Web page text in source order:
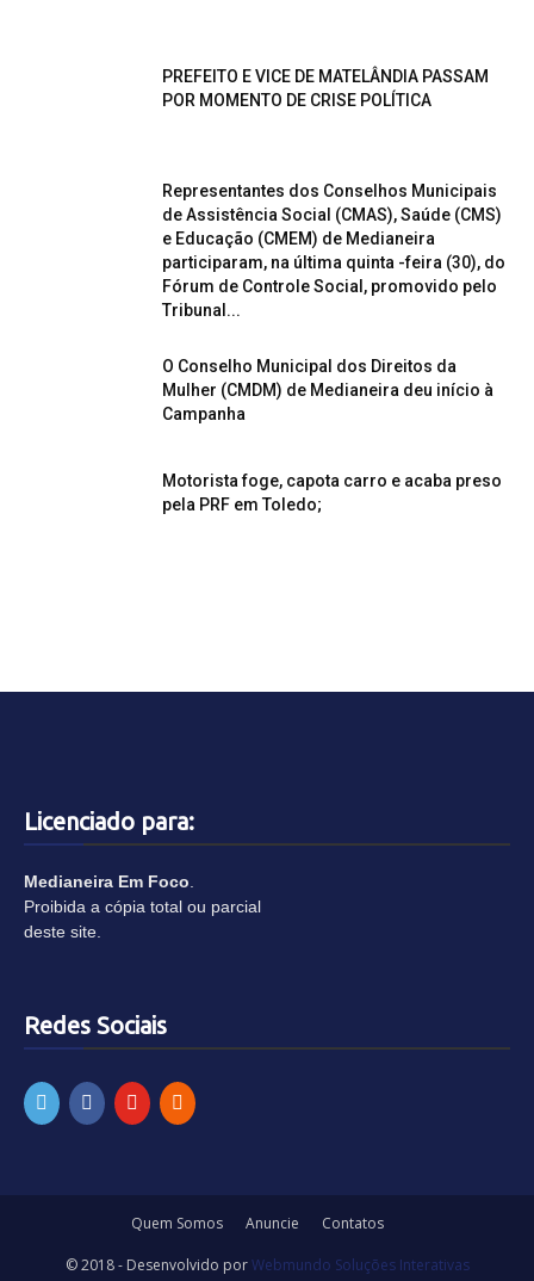
PREFEITO E VICE DE MATELÂNDIA PASSAM
POR MOMENTO DE CRISE POLÍTICA
Representantes dos Conselhos Municipais
de Assistência Social (CMAS), Saúde (CMS)
e Educação (CMEM) de Medianeira
participaram, na última quinta -feira (30), do
Fórum de Controle Social, promovido pelo
Tribunal...
O Conselho Municipal dos Direitos da
Mulher (CMDM) de Medianeira deu início à
Campanha
Motorista foge, capota carro e acaba preso
pela PRF em Toledo;
Licenciado para:
Medianeira Em Foco
Proibida a cópia total ou parcial
deste site.
Redes Sociais
Quem Somos Anuncie Contatos
© 2018 - Desenvolvido porWebmundo Soluções Interativas